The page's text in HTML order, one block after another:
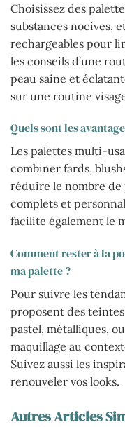
Choisissez des
substances nocives,
rechargeables pour
les conseils d’une
peau saine et
sur une routine
Quels sont les
Les palettes multi-
combiner fards,
réduire le nombre
complets et
facilite également le
Comment rester à la
ma palette ?
Pour suivre les
proposent des
pastel, métalliques,
maquillage au
Suivez aussi les
renouveler vos looks.
Autres Articles